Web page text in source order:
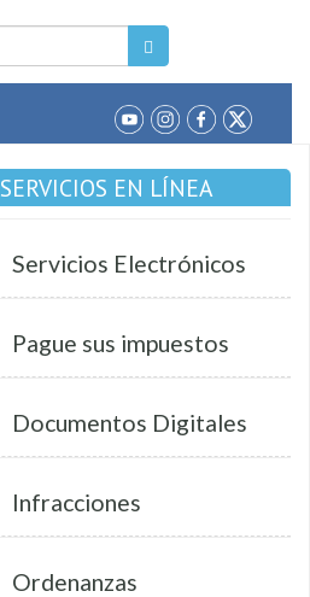
SERVICIOS EN LÍNEA
Servicios Electrónicos
Pague sus impuestos
Documentos Digitales
Infracciones
Ordenanzas